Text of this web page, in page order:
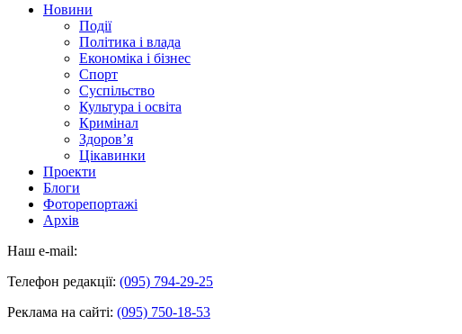
Новини
Події
Політика і влада
Економіка і бізнес
Спорт
Суспільство
Культура і освіта
Кримінал
Здоров’я
Цікавинки
Проекти
Блоги
Фоторепортажі
Архів
Наш e-mail:
Телефон редакції: (095) 794-29-25
Реклама на сайті: (095) 750-18-53